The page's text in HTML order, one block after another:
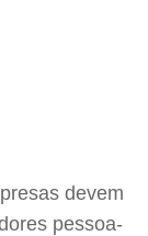
devem
pessoa-